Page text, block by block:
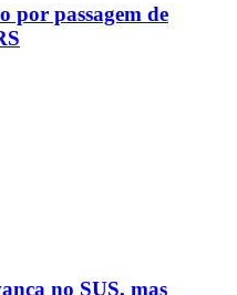
por passagem de
no SUS, mas